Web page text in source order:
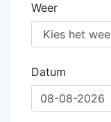
Weer
Datum